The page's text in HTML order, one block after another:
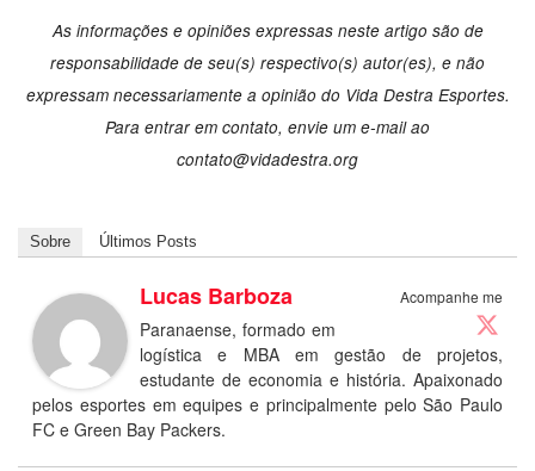
As informações e opiniões expressas neste artigo são de
responsabilidade de seu(s) respectivo(s) autor(es), e não
expressam necessariamente a opinião do Vida Destra Esportes.
Para entrar em contato, envie um e-mail ao
contato@vidadestra.org
Sobre Últimos Posts
Acompanhe me
Lucas Barboza
Paranaense, formado em
logística e MBA em gestão de projetos,
estudante de economia e história. Apaixonado
pelos esportes em equipes e principalmente pelo São Paulo
FC e Green Bay Packers.